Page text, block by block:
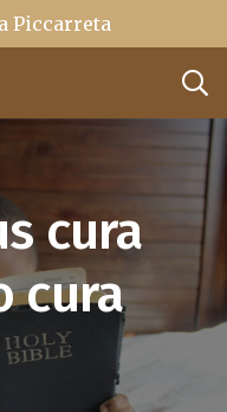
Piccarreta
cura
cura